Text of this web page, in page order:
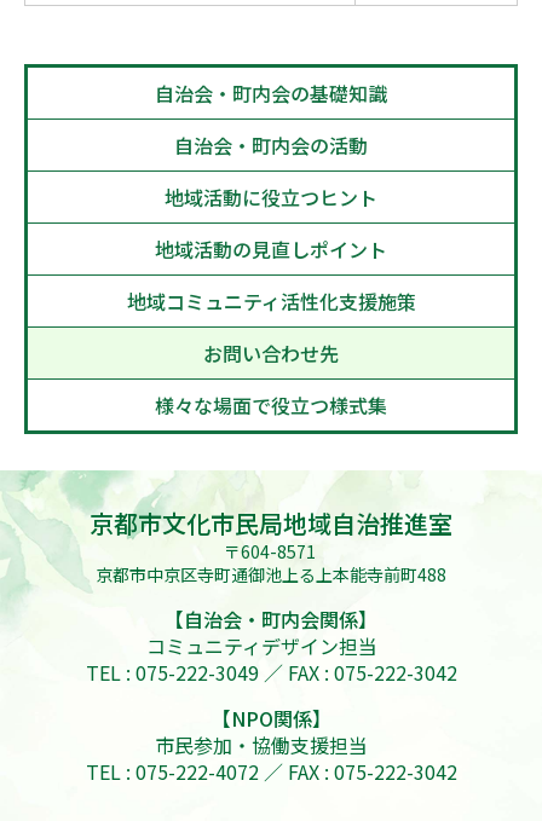
自治会・町内会の基礎知識
自治会・町内会の活動
地域活動に役立つヒント
地域活動の見直しポイント
地域コミュニティ活性化支援施策
お問い合わせ先
様々な場面で役立つ様式集
京都市文化市民局地域自治推進室
〒604-8571
京都市中京区寺町通御池上る上本能寺前町488
【自治会・町内会関係】
コミュニティデザイン担当
TEL : 075-222-3049 ／ FAX : 075-222-3042
【NPO関係】
市民参加・協働支援担当
TEL : 075-222-4072 ／ FAX : 075-222-3042